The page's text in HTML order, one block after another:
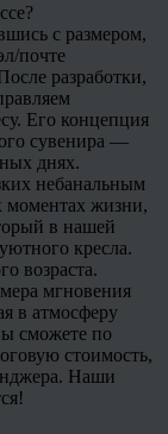
с размером,
почте
разработки,
Его концепция
сувенира —
днях.
небанальным
моментах жизни,
в нашей
кресла.
возраста.
мгновения
в атмосферу
сможете по
стоимость,
Наши